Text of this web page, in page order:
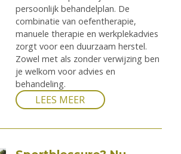
persoonlijk behandelplan. De
combinatie van oefentherapie,
manuele therapie en werkplekadvies
zorgt voor een duurzaam herstel.
Zowel met als zonder verwijzing ben
je welkom voor advies en
behandeling.
LEES MEER